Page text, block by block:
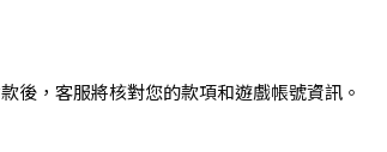
後，客服將核對您的款項和遊戲帳號資訊。